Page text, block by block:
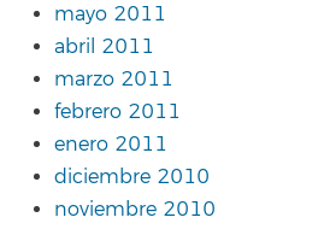
mayo 2011
abril 2011
marzo 2011
febrero 2011
enero 2011
diciembre 2010
noviembre 2010